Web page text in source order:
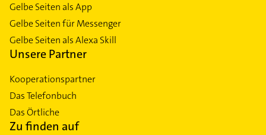
Gelbe Seiten als App
Gelbe Seiten für Messenger
Gelbe Seiten als Alexa Skill
Unsere Partner
Kooperationspartner
Das Telefonbuch
Das Örtliche
Zu finden auf